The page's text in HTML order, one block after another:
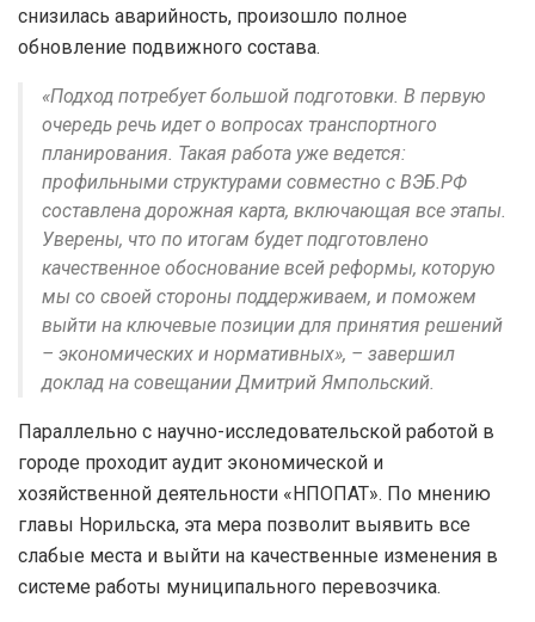
снизилась аварийность, произошло полное
обновление подвижного состава.
«Подход потребует большой подготовки. В первую
очередь речь идет о вопросах транспортного
планирования. Такая работа уже ведется:
профильными структурами совместно с ВЭБ.РФ
составлена дорожная карта, включающая все этапы.
Уверены, что по итогам будет подготовлено
качественное обоснование всей реформы, которую
мы со своей стороны поддерживаем, и поможем
выйти на ключевые позиции для принятия решений
– экономических и нормативных», – завершил
доклад на совещании Дмитрий Ямпольский.
Параллельно с научно-исследовательской работой в
городе проходит аудит экономической и
хозяйственной деятельности «НПОПАТ». По мнению
главы Норильска, эта мера позволит выявить все
слабые места и выйти на качественные изменения в
системе работы муниципального перевозчика.